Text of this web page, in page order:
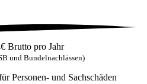
Brutto pro Jahr
und Bundelnachlässen)
Personen- und Sachschäden